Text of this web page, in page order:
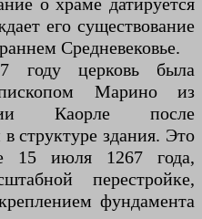
его существование
Средневековье.
году церковь была
Марино из
Каорле после
структуре здания. Это
15 июля 1267 года,
перестройке,
фундамента